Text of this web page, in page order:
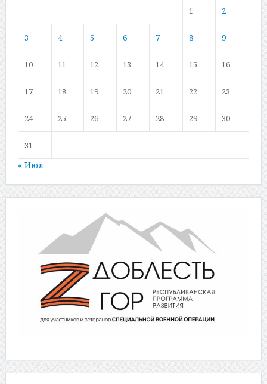
1 2
3 4 5 6 7 8 9
10 11 12 13 14 15 16
17 18 19 20 21 22 23
24 25 26 27 28 29 30
31
« Июл